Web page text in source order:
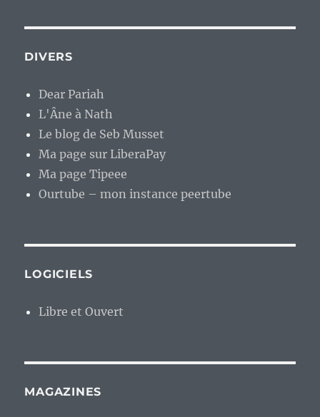
DIVERS
Dear Pariah
L'Âne à Nath
Le blog de Seb Musset
Ma page sur LiberaPay
Ma page Tipeee
Ourtube – mon instance peertube
LOGICIELS
Libre et Ouvert
MAGAZINES